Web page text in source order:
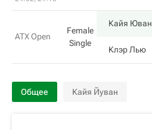
ATX Open
Female
Single
Кайя Юван
Клэр Лью
Общее Кайя Йуван